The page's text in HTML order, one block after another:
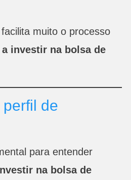
muito o processo
investir na bolsa de
de
para entender
na bolsa de